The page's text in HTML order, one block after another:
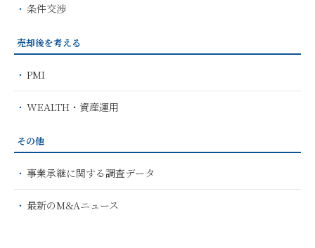
条件交渉
売却後を考える
PMI
WEALTH・資産運用
その他
事業承継に関する調査データ
最新のM&Aニュース